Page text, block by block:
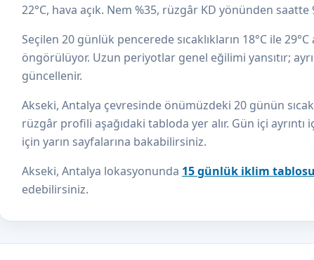
22°C, hava açık. Nem %35, rüzgâr KD yönünden saatte
Seçilen 20 günlük pencerede sıcaklıkların 18°C ile
öngörülüyor. Uzun periyotlar genel eğilimi yansıtır;
güncellenir.
Akseki, Antalya çevresinde önümüzdeki 20 günün
rüzgâr profili aşağıdaki tabloda yer alır. Gün içi
için yarın sayfalarına bakabilirsiniz.
Akseki, Antalya lokasyonunda 15 günlük iklim tablosu
edebilirsiniz.